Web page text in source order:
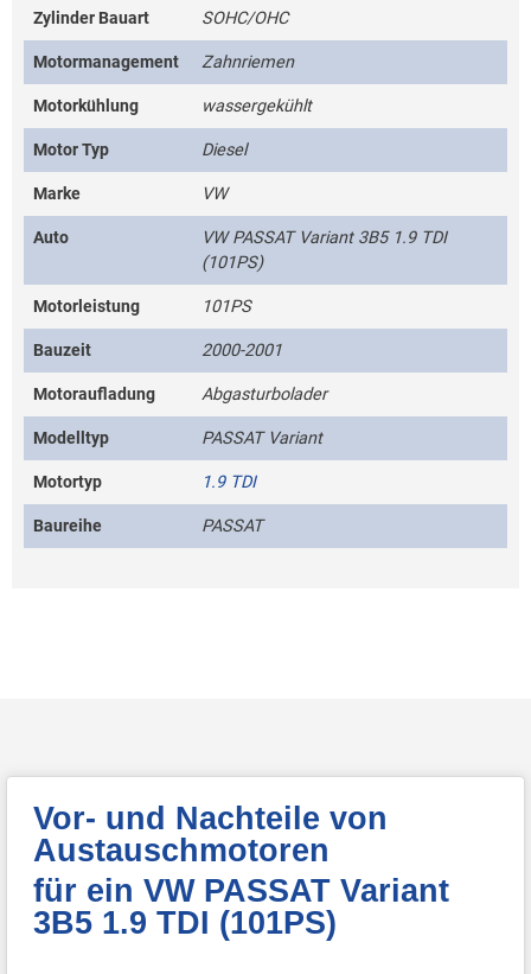
Zylinder Bauart SOHC/OHC
Motormanagement Zahnriemen
Motorkühlung wassergekühlt
Motor Typ Diesel
Marke VW
Auto
VW PASSAT Variant 3B5 1.9 TDI
(101PS)
Motorleistung 101PS
Bauzeit 2000-2001
Motoraufladung Abgasturbolader
Modelltyp PASSAT Variant
Motortyp 1.9 TDI
Baureihe PASSAT
Vor- und Nachteile von
Austauschmotoren
für ein VW PASSAT Variant
3B5 1.9 TDI (101PS)